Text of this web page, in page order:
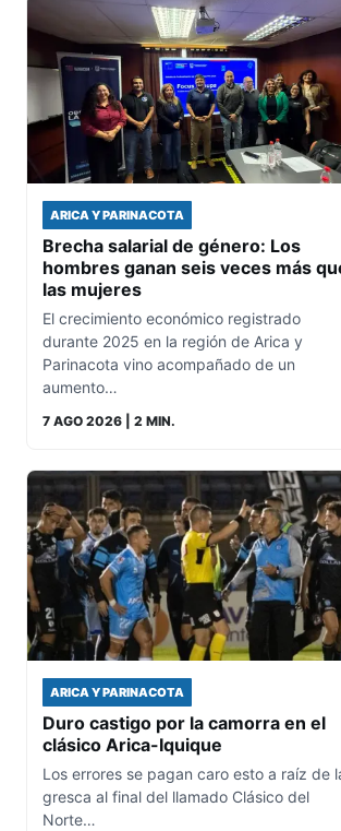
ARICA Y PARINACOTA
Brecha salarial de género: Los
hombres ganan seis veces más
las mujeres
El crecimiento económico registrado
durante 2025 en la región de Arica y
Parinacota vino acompañado de un
aumento…
7 AGO 2026 | 2 MIN.
ARICA Y PARINACOTA
Duro castigo por la camorra en el
clásico Arica-Iquique
Los errores se pagan caro esto a raíz de
gresca al final del llamado Clásico del
Norte…